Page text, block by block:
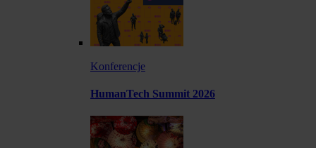
Konferencje
HumanTech Summit 2026